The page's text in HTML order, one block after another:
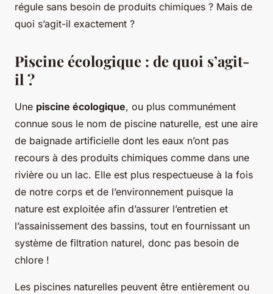
régule sans besoin de produits chimiques ? Mais de
quoi s’agit-il exactement ?
Piscine écologique : de quoi s’agit-
il ?
Une piscine écologique, ou plus communément
connue sous le nom de piscine naturelle, est une aire
de baignade artificielle dont les eaux n’ont pas
recours à des produits chimiques comme dans une
rivière ou un lac. Elle est plus respectueuse à la fois
de notre corps et de l’environnement puisque la
nature est exploitée afin d’assurer l’entretien et
l’assainissement des bassins, tout en fournissant un
système de filtration naturel, donc pas besoin de
chlore !
Les piscines naturelles peuvent être entièrement ou